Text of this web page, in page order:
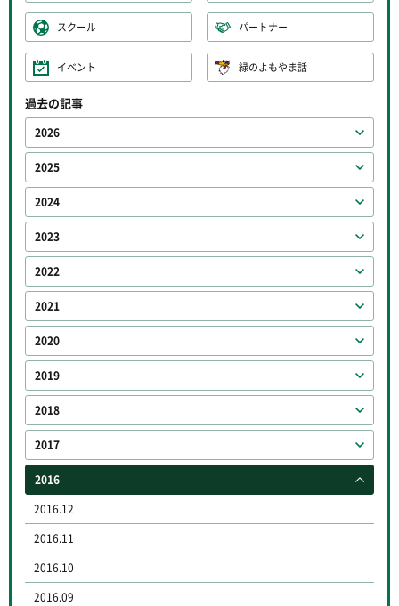
スクール パートナー
イベント 緑のよもやま話
過去の記事
2026
2025
2024
2023
2022
2021
2020
2019
2018
2017
2016
2016.12
2016.11
2016.10
2016.09